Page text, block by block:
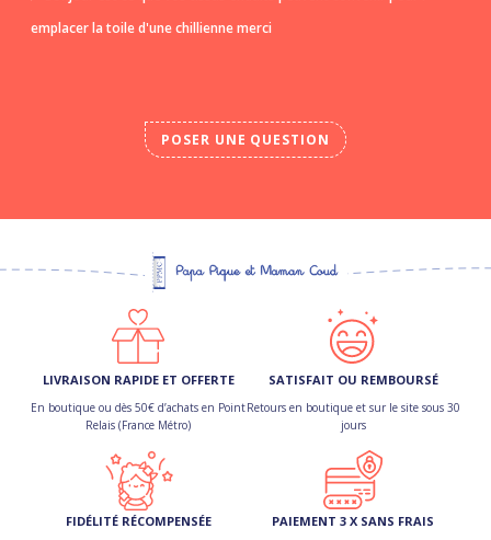
emplacer la toile d'une chillienne merci
POSER UNE QUESTION
LIVRAISON RAPIDE ET OFFERTE
En boutique ou dès 50€ d’achats en Point
Relais (France Métro)
SATISFAIT OU REMBOURSÉ
Retours en boutique et sur le site sous 30
jours
FIDÉLITÉ RÉCOMPENSÉE PAIEMENT 3 X SANS FRAIS